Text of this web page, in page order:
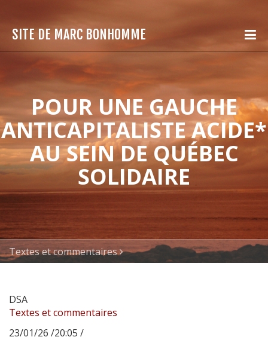
SITE DE MARC BONHOMME
POUR UNE GAUCHE
ANTICAPITALISTE ACIDE*
AU SEIN DE QUÉBEC
SOLIDAIRE
Textes et commentaires
DSA
Textes et commentaires
23/01/26 /20:05 /